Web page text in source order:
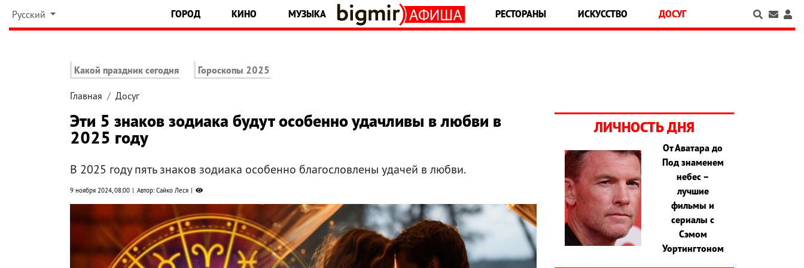
Русский ГОРОД КИНО МУЗЫКА РЕСТОРАНЫ ИСКУССТВО ДОСУГ
Какой праздник сегодня Гороскопы 2025
Главная Досуг
Эти 5 знаков зодиака будут особенно удачливы в любви в
2025 году
В 2025 году пять знаков зодиака особенно благословлены удачей в любви.
9 ноября 2024, 08:00 Автор: Сайко Леся
ЛИЧНОСТЬ ДНЯ
От Аватара до
Под знаменем
небес –
лучшие
фильмы и
сериалы с
Сэмом
Уортингтоном